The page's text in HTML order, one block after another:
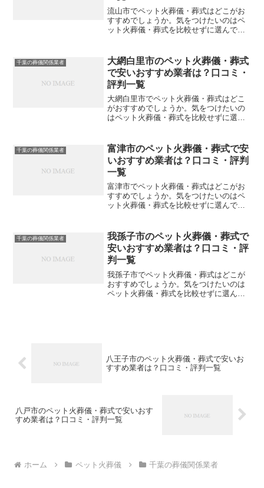
流山市でペット火葬儀・葬式はどこがお
すすめでしょうか。気をつけたいのはペ
ット火葬儀・葬式を比較せずに選んでし
や評判を一覧表にしていますので参考に
してください。※直接関係...
千葉の葬儀関係業者
大網白里市のペット火葬儀・葬式
で安いおすすめ業者は？口コミ・
評判一覧
大網白里市でペット火葬儀・葬式はどこ
がおすすめでしょうか。気をつけたいの
はペット火葬儀・葬式を比較せずに選ん
て口コミや評判を一覧表にしていますの
で参考にしてください。※...
千葉の葬儀関係業者
富津市のペット火葬儀・葬式で安
いおすすめ業者は？口コミ・評判
一覧
富津市でペット火葬儀・葬式はどこがお
すすめでしょうか。気をつけたいのはペ
ット火葬儀・葬式を比較せずに選んでし
や評判を一覧表にしていますので参考に
してください。※直接関係...
千葉の葬儀関係業者
我孫子市のペット火葬儀・葬式で
安いおすすめ業者は？口コミ・評
判一覧
我孫子市でペット火葬儀・葬式はどこが
おすすめでしょうか。気をつけたいのは
ペット火葬儀・葬式を比較せずに選んで
八王子市のペット火葬儀・葬式で安いお
すすめ業者は？口コミ・評判一覧
八戸市のペット火葬儀・葬式で安いおす
すめ業者は？口コミ・評判一覧
ホーム ペット火葬儀 千葉の葬儀関係業者